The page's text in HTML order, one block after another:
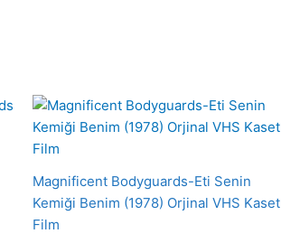
Magnificent Bodyguards-Eti Senin
Kemiği Benim (1978) Orjinal VHS Kaset
Film